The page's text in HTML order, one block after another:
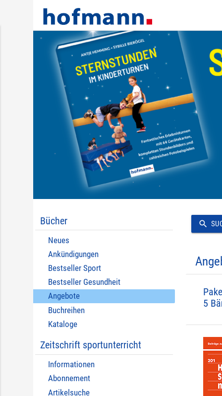
Bücher
Neues
Ankündigungen
Bestseller Sport
Bestseller Gesundheit
Angebote
Buchreihen
Kataloge
Zeitschrift sportunterricht
Informationen
Abonnement
Artikelsuche
search
5